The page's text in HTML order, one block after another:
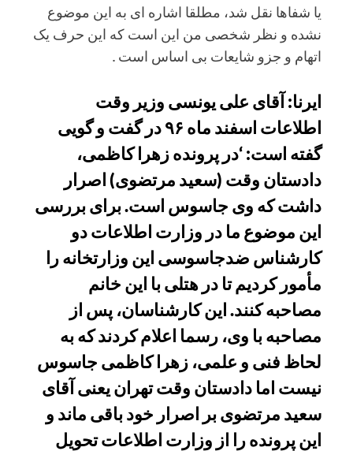
یا شفاها نقل شد، مطلقا اشاره ای به این موضوع
نشده و نظر شخصی من این است که این حرف یک
اتهام و جزو شایعات بی اساس است .
ایرنا: آقای علی یونسی وزیر وقت
اطلاعات اسفند ماه ۹۶ در گفت و گویی
گفته است: ‘در پرونده زهرا کاظمی،
دادستان وقت (سعید مرتضوی) اصرار
داشت که وی جاسوس است. برای بررسی
این موضوع ما در وزارت اطلاعات دو
کارشناس ضدجاسوسی این وزارتخانه را
مأمور کردیم تا در هتلی با این خانم
مصاحبه کنند. این کارشناسان، پس از
مصاحبه با وی، رسما اعلام کردند که به
لحاظ فنی و علمی، زهرا کاظمی جاسوس
نیست اما دادستان وقت تهران یعنی آقای
سعید مرتضوی بر اصرار خود باقی ماند و
این پرونده را از وزارت اطلاعات تحویل